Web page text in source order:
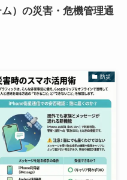
）の災害・危機管理通
防災